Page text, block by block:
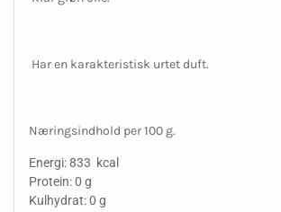
Har en karakteristisk urtet duft.
Næringsindhold per 100 g.
Energi: 833 kcal
Protein: 0 g
Kulhydrat: 0 g